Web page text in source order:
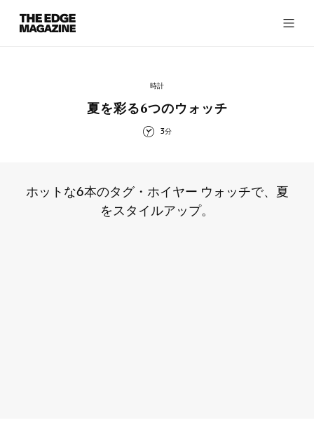
The
Edge
Magazine
時計
夏を彩る6つのウォッチ
3分
ホットな6本のタグ・ホイヤー ウォッチで、夏
をスタイルアップ。